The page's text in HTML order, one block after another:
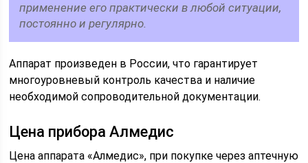
применение его практически в любой ситуации,
постоянно и регулярно.
Аппарат произведен в России, что гарантирует
многоуровневый контроль качества и наличие
необходимой сопроводительной документации.
Цена прибора Алмедис
Цена аппарата «Алмедис», при покупке через аптечную